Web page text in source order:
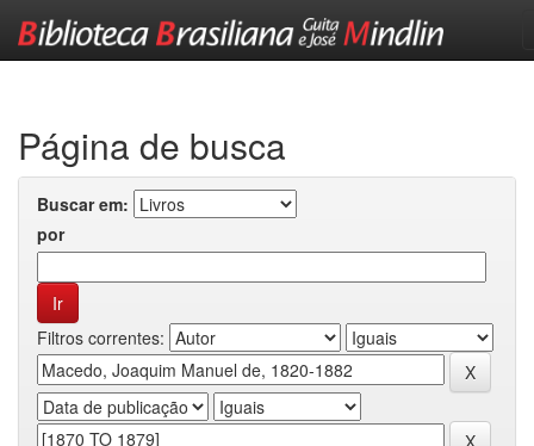
Página de busca
Buscar em:
por
Filtros correntes: